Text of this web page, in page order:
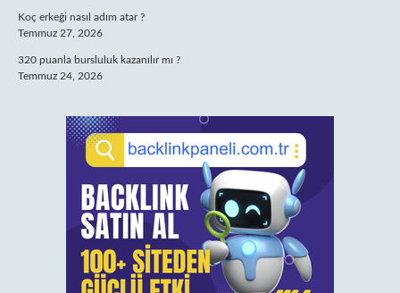
Koç erkeği nasıl adım atar ?
Temmuz 27, 2026
320 puanla bursluluk kazanılır mı ?
Temmuz 24, 2026